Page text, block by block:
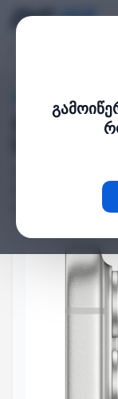
iPhone
iPhone 17
iPhone 17,
Air. შეადარეთ